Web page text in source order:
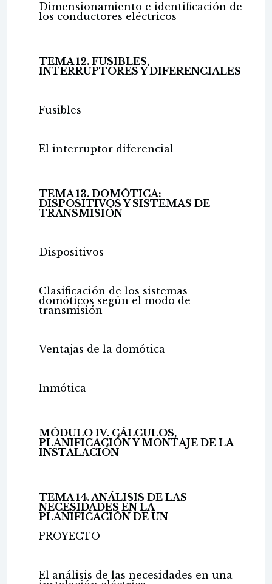
Dimensionamiento e identificación de
los conductores eléctricos
TEMA 12. FUSIBLES,
INTERRUPTORES Y DIFERENCIALES
Fusibles
El interruptor diferencial
TEMA 13. DOMÓTICA:
DISPOSITIVOS Y SISTEMAS DE
TRANSMISIÓN
Dispositivos
Clasificación de los sistemas
domóticos según el modo de
transmisión
Ventajas de la domótica
Inmótica
MÓDULO IV. CÁLCULOS,
PLANIFICACIÓN Y MONTAJE DE LA
INSTALACIÓN
TEMA 14. ANÁLISIS DE LAS
NECESIDADES EN LA
PLANIFICACIÓN DE UN
PROYECTO
El análisis de las necesidades en una